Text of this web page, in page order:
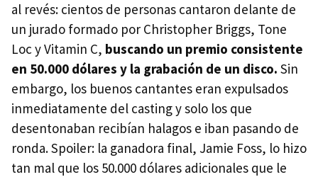
al revés: cientos de personas cantaron delante de
un jurado formado por Christopher Briggs, Tone
Loc y Vitamin C, buscando un premio consistente
en 50.000 dólares y la grabación de un disco. Sin
embargo, los buenos cantantes eran expulsados
inmediatamente del casting y solo los que
desentonaban recibían halagos e iban pasando de
ronda. Spoiler: la ganadora final, Jamie Foss, lo hizo
tan mal que los 50.000 dólares adicionales que le